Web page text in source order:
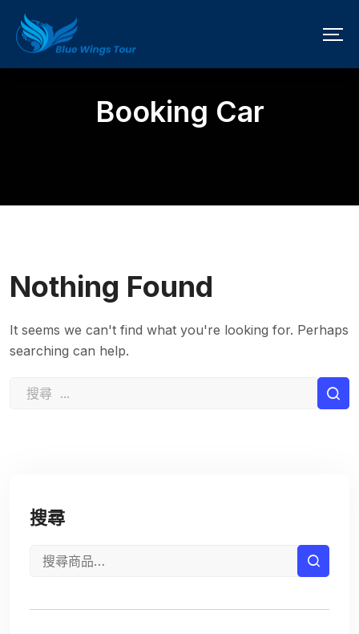
Booking Car
Nothing Found
It seems we can't find what you're looking for. Perhaps
searching can help.
搜尋